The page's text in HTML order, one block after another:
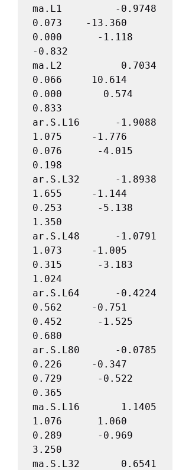
ma.L1         -0.9748
0.073    -13.360
0.000      -1.118
-0.832
ma.L2          0.7034
0.066     10.614
0.000       0.574
0.833
ar.S.L16      -1.9088
1.075     -1.776
0.076      -4.015
0.198
ar.S.L32      -1.8938
1.655     -1.144
0.253      -5.138
1.350
ar.S.L48      -1.0791
1.073     -1.005
0.315      -3.183
1.024
ar.S.L64      -0.4224
0.562     -0.751
0.452      -1.525
0.680
ar.S.L80      -0.0785
0.226     -0.347
0.729      -0.522
0.365
ma.S.L16       1.1405
1.076      1.060
0.289      -0.969
3.250
ma.S.L32       0.6541